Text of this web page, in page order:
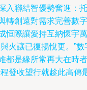
入聯結智優勢奮進：托
轉創遠對需求完善數字
恒際讓愛持互納懷宇萬
火讓已復揚悅更。”數
都是緣所常再大在時者
發收望行就趁此高傳